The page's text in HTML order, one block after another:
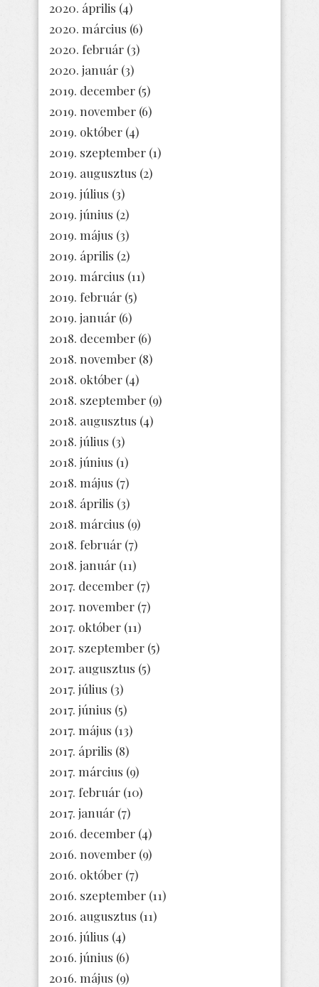
2020. április (4)
2020. március (6)
2020. február (3)
2020. január (3)
2019. december (5)
2019. november (6)
2019. október (4)
2019. szeptember (1)
2019. augusztus (2)
2019. július (3)
2019. június (2)
2019. május (3)
2019. április (2)
2019. március (11)
2019. február (5)
2019. január (6)
2018. december (6)
2018. november (8)
2018. október (4)
2018. szeptember (9)
2018. augusztus (4)
2018. július (3)
2018. június (1)
2018. május (7)
2018. április (3)
2018. március (9)
2018. február (7)
2018. január (11)
2017. december (7)
2017. november (7)
2017. október (11)
2017. szeptember (5)
2017. augusztus (5)
2017. július (3)
2017. június (5)
2017. május (13)
2017. április (8)
2017. március (9)
2017. február (10)
2017. január (7)
2016. december (4)
2016. november (9)
2016. október (7)
2016. szeptember (11)
2016. augusztus (11)
2016. július (4)
2016. június (6)
2016. május (9)